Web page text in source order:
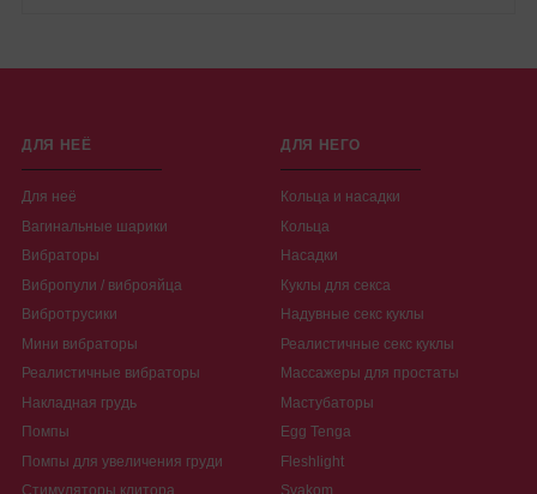
ДЛЯ НЕЁ
Для неё
Вагинальные шарики
Вибраторы
Вибропули / виброяйца
Вибротрусики
Мини вибраторы
Реалистичные вибраторы
Накладная грудь
Помпы
Помпы для увеличения груди
Стимуляторы клитора
ДЛЯ НЕГО
Кольца и насадки
Кольца
Насадки
Куклы для секса
Надувные секс куклы
Реалистичные секс куклы
Массажеры для простаты
Мастубаторы
Egg Tenga
Fleshlight
Svakom